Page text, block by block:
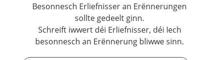
Besonnesch Erliefnisser an Erënnerungen
sollte gedeelt ginn.
Schreift iwwert déi Erliefnisser, déi Iech
besonnesch an Erënnerung bliwwe sinn.